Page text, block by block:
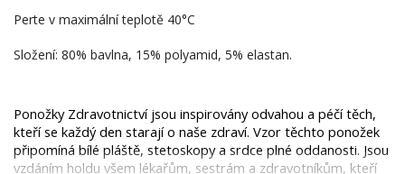
Perte v maximální teplotě 40°C
Složení: 80% bavlna, 15% polyamid, 5% elastan.
Ponožky Zdravotnictví jsou inspirovány odvahou a péčí těch,
kteří se každý den starají o naše zdraví. Vzor těchto ponožek
připomíná bílé pláště, stetoskopy a srdce plné oddanosti. Jsou
vzdáním holdu všem lékařům, sestrám a zdravotníkům, kteří